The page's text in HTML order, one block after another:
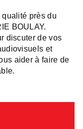
près du
BOULAY.
discuter de vos
et
aider à faire de